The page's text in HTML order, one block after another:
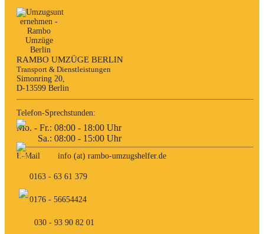
RAMBO UMZÜGE BERLIN
Transport & Dienstleistungen
Simonring 20,
D-13599 Berlin
Telefon-Sprechstunden:
Mo. - Fr.: 08:00 - 18:00 Uhr
         Sa.: 08:00 - 15:00 Uhr
E-Mail info (at) rambo-umzugshelfer.de
0163 - 63 61 379
0176 - 56654424
030 - 93 90 82 01